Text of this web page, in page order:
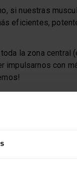
si nuestras
eficientes,
la zona central
impulsarnos con